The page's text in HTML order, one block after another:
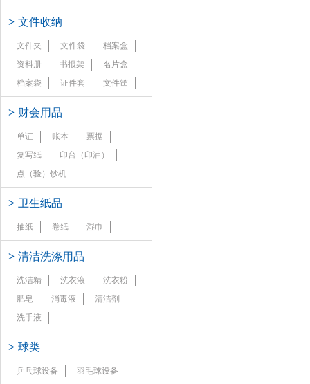
> 文件收纳
文件夹 文件袋
档案盒
资料册
书报架
名片盒
档案袋
证件套 文件筐
> 财会用品
单证 账本
票据
复写纸
印台（印油）
点（验）钞机
> 卫生纸品
抽纸 卷纸 湿巾
> 清洁洗涤用品
洗洁精 洗衣液
洗衣粉
肥皂
消毒液
清洁剂
洗手液
> 球类
乒乓球设备
羽毛球设备